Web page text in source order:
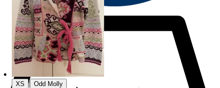
XS | Odd Molly